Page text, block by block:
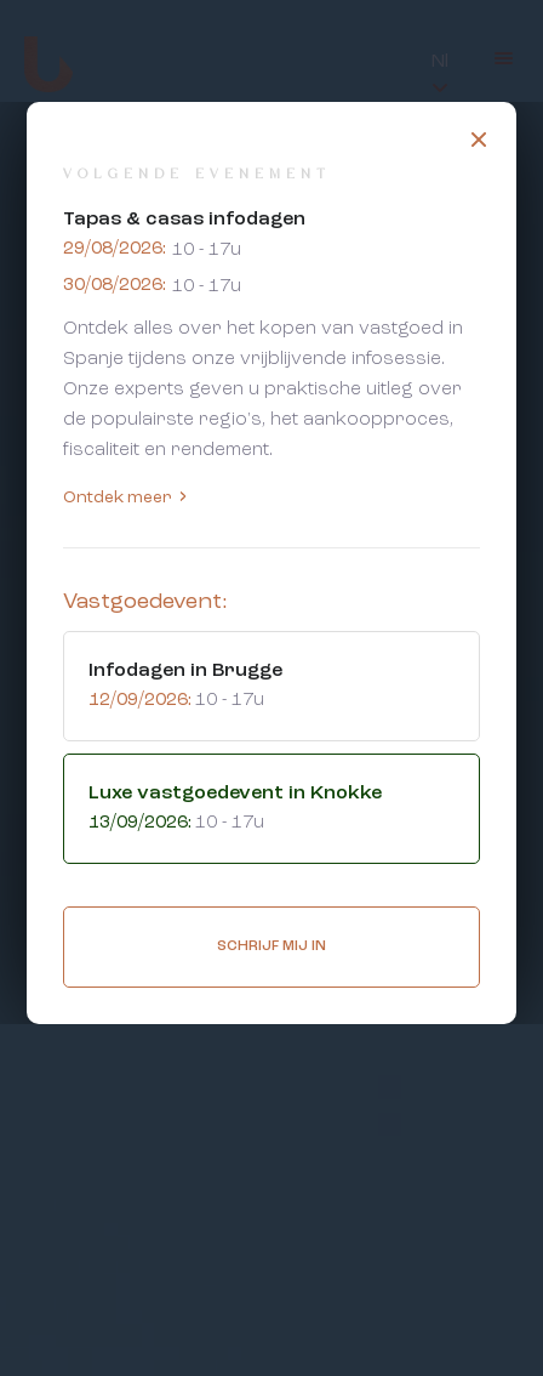
VOLGENDE EVENEMENT
Tapas & casas infodagen
29/08/2026: 10 - 17u
30/08/2026: 10 - 17u
Ontdek alles over het kopen van vastgoed in
Spanje tijdens onze vrijblijvende infosessie.
Onze experts geven u praktische uitleg over
de populairste regio's, het aankoopproces,
fiscaliteit en rendement.
Ontdek meer
Vastgoedevent:
Infodagen in Brugge
12/09/2026:10 - 17u
Luxe vastgoedevent in Knokke
13/09/2026:10 - 17u
SCHRIJF MIJ IN